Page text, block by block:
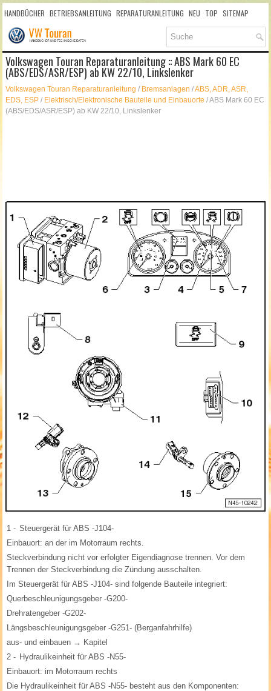
HANDBÜCHER BETRIEBSANLEITUNG REPARATURANLEITUNG NEU TOP SITEMAP
SUCHLAUF
Volkswagen Touran Reparaturanleitung :: ABS Mark 60 EC
(ABS/EDS/ASR/ESP) ab KW 22/10, Linkslenker
Volkswagen Touran Reparaturanleitung / Bremsanlagen /ABS, ADR, ASR,
EDS, ESP / Elektrisch/Elektronische Bauteile und Einbauorte / ABS Mark 60 EC
(ABS/EDS/ASR/ESP) ab KW 22/10, Linkslenker
1 - Steuergerät für ABS -J104-
Einbauort: an der im Motorraum rechts.
Steckverbindung nicht vor erfolgter Eigendiagnose trennen. Vor dem
Trennen der Steckverbindung die Zündung ausschalten.
Im Steuergerät für ABS -J104- sind folgende Bauteile integriert:
Querbeschleunigungsgeber -G200-
Drehratengeber -G202-
Längsbeschleunigungsgeber -G251- (Berganfahrhilfe)
aus- und einbauen → Kapitel
2 - Hydraulikeinheit für ABS -N55-
Einbauort: im Motorraum rechts
Die Hydraulikeinheit für ABS -N55- besteht aus den Komponenten: